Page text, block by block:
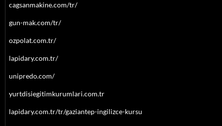
cagsanmakine.com/tr/
gun-mak.com/tr/
ozpolat.com.tr/
lapidary.com.tr/
unipredo.com/
yurtdisiegitimkurumlari.com.tr
lapidary.com.tr/tr/gaziantep-ingilizce-kursu